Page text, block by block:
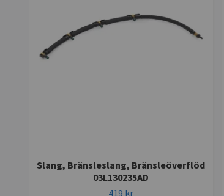
Slang, Bränsleslang, Bränsleöverflöd
03L130235AD
419 kr